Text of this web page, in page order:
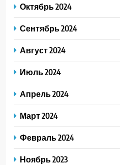
Октябрь 2024
Сентябрь 2024
Август 2024
Июль 2024
Апрель 2024
Март 2024
Февраль 2024
Ноябрь 2023